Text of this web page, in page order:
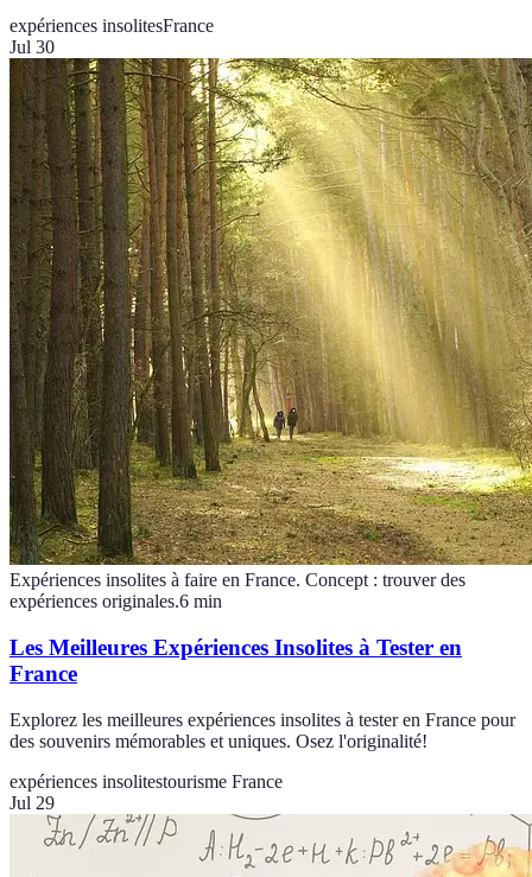
expériences insolitesFrance
Jul 30
Expériences insolites à faire en France. Concept : trouver des
expériences originales.6 min
Les Meilleures Expériences Insolites à Tester en
France
Explorez les meilleures expériences insolites à tester en France pour
des souvenirs mémorables et uniques. Osez l'originalité!
expériences insolitestourisme France
Jul 29